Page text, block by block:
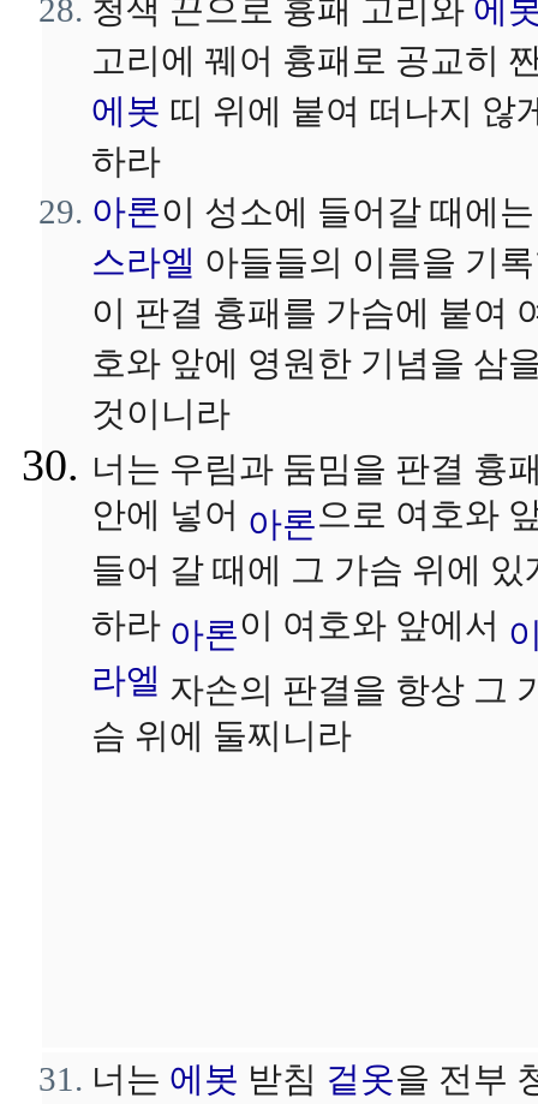
청색 끈으로 흉패 고리와 에
고리에 꿰어 흉패로 공교히
에봇 띠 위에 붙여 떠나지 않
하라
아론이 성소에 들어갈 때에
스라엘 아들들의 이름을 기
이 판결 흉패를 가슴에 붙여
호와 앞에 영원한 기념을 삼
것이니라
너는 우림과 둠밈을 판결 흉
안에 넣어 아론으로 여호와
들어 갈 때에 그 가슴 위에 있
하라 아론이 여호와 앞에서
라엘 자손의 판결을 항상 그
슴 위에 둘찌니라
너는 에봇 받침 겉옷을 전부